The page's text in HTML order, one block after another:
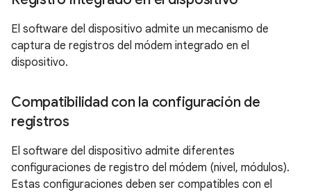
El software del dispositivo admite un mecanismo de
captura de registros del módem integrado en el
dispositivo.
Compatibilidad con la configuración de
registros
El software del dispositivo admite diferentes
configuraciones de registro del módem (nivel, módulos).
Estas configuraciones deben ser compatibles con el